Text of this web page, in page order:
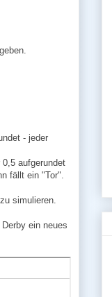
- jeder
aufgerundet
fällt ein "Tor".
simulieren.
ein neues